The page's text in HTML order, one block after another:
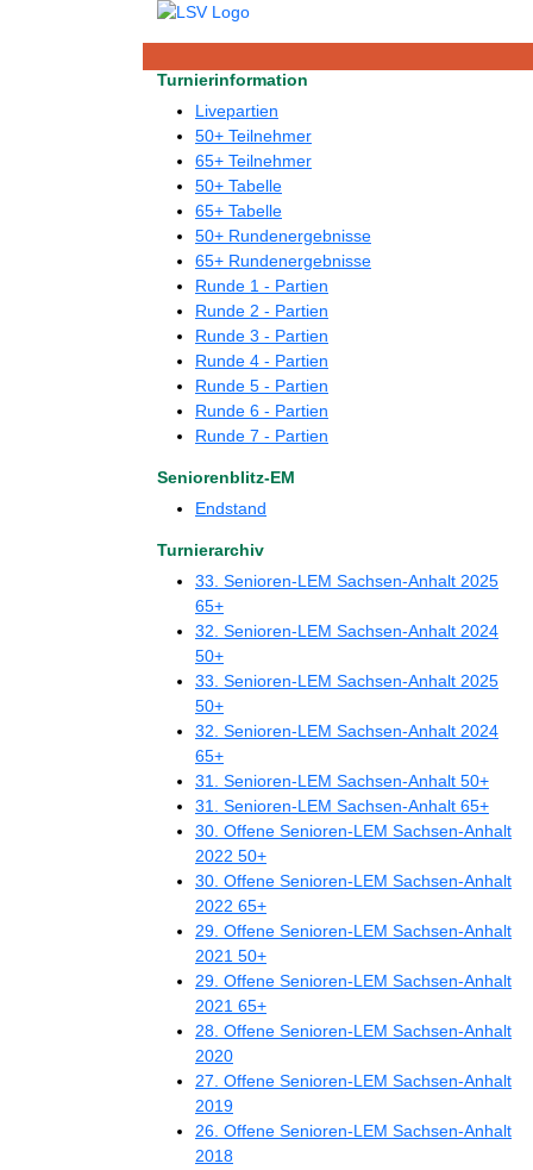
Turnierinformation
Livepartien
50+ Teilnehmer
65+ Teilnehmer
50+ Tabelle
65+ Tabelle
50+ Rundenergebnisse
65+ Rundenergebnisse
Runde 1 - Partien
Runde 2 - Partien
Runde 3 - Partien
Runde 4 - Partien
Runde 5 - Partien
Runde 6 - Partien
Runde 7 - Partien
Seniorenblitz-EM
Endstand
Turnierarchiv
33. Senioren-LEM Sachsen-Anhalt 2025
65+
32. Senioren-LEM Sachsen-Anhalt 2024
50+
33. Senioren-LEM Sachsen-Anhalt 2025
50+
32. Senioren-LEM Sachsen-Anhalt 2024
65+
31. Senioren-LEM Sachsen-Anhalt 50+
31. Senioren-LEM Sachsen-Anhalt 65+
30. Offene Senioren-LEM Sachsen-Anhalt
2022 50+
30. Offene Senioren-LEM Sachsen-Anhalt
2022 65+
29. Offene Senioren-LEM Sachsen-Anhalt
2021 50+
29. Offene Senioren-LEM Sachsen-Anhalt
2021 65+
28. Offene Senioren-LEM Sachsen-Anhalt
2020
27. Offene Senioren-LEM Sachsen-Anhalt
2019
26. Offene Senioren-LEM Sachsen-Anhalt
2018